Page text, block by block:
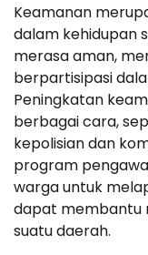
Keamanan
dalam kehidupan
merasa aman,
berpartisipasi
Peningkatan
berbagai cara,
kepolisian dan
program
warga untuk
dapat membantu
suatu daerah.